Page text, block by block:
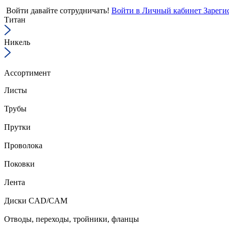
Войти давайте сотрудничать! Войти в Личный кабинет
Титан
Никель
Ассортимент
Листы
Трубы
Прутки
Проволока
Поковки
Лента
Диски CAD/CAM
Отводы, переходы, тройники, фланцы